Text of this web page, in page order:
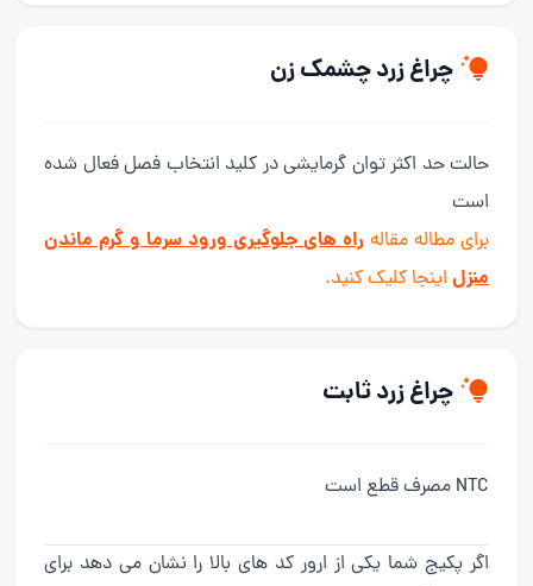
چراغ زرد چشمک زن
حالت حد اکثر توان گرمایشی در کلید انتخاب فصل فعال شده
است
برای مطاله مقاله راه های جلوگیری ورود سرما و گرم ماندن
منزل اینجا کلیک کنید.
چراغ زرد ثابت
NTC مصرف قطع است
اگر پکیج شما یکی از ارور کد های بالا را نشان می دهد برای